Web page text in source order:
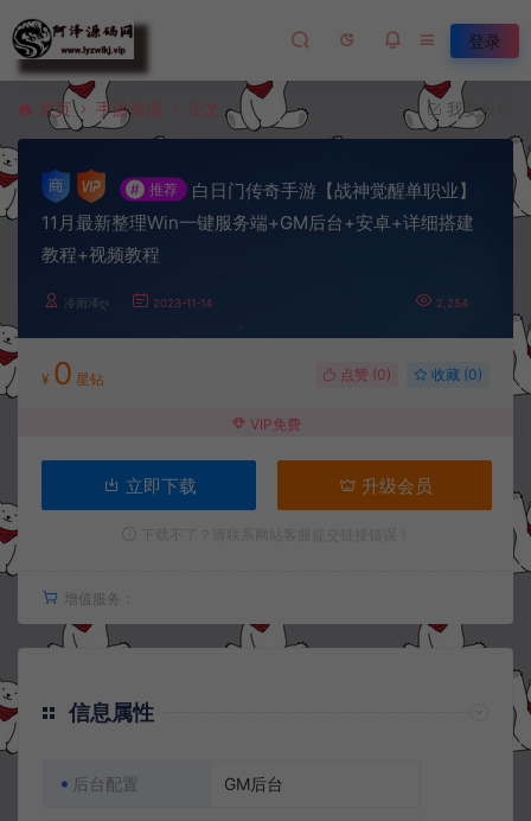
登录
首页 手游资源 正文 我要投稿
# 推荐
白日门传奇手游【战神觉醒单职业】
11月最新整理Win一键服务端+GM后台+安卓+详细搭建
教程+视频教程
冷雨泽ღ 2023-11-14 2,254
¥ 0 星钻 点赞 (0) 收藏 (0)
VIP免费
立即下载 升级会员
增值服务：
信息属性
后台配置 GM后台